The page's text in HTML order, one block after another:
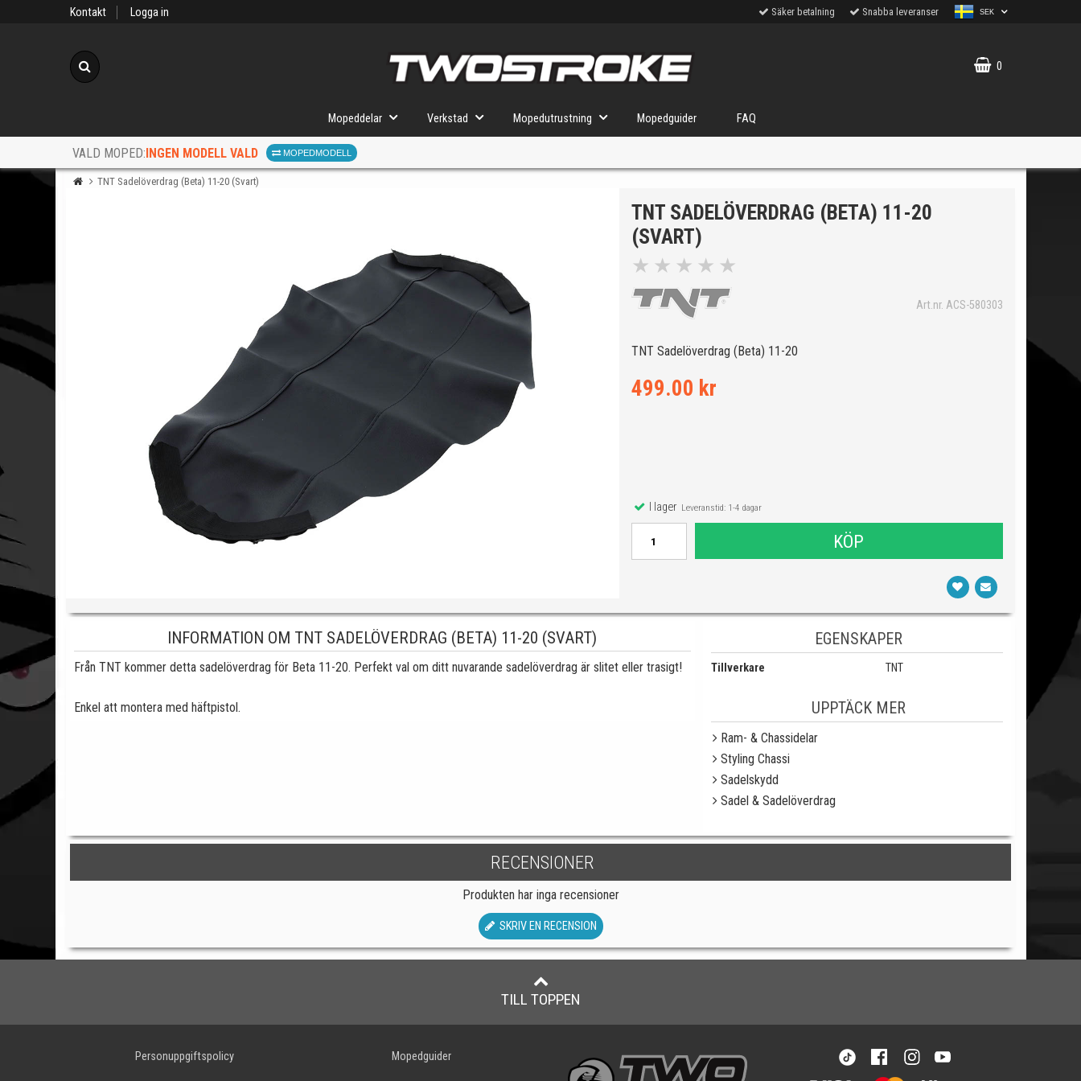
Kontakt Logga in Säker betalning Snabba leveranser SEK
0
Mopeddelar Verkstad Mopedutrustning Mopedguider FAQ
VALD MOPED:INGEN MODELL VALD MOPEDMODELL
FÖR RÄTT DELAR
När du valt kommer butiken visa delar för vald moped och universella produkter.
TNT Sadelöverdrag (Beta) 11-20 (Svart)
TNT SADELÖVERDRAG (BETA) 11-20
(SVART)
★ ★ ★ ★ ★
Art.nr. ACS-580303
TNT Sadelöverdrag (Beta) 11-20
499.00 kr
I lagerLeveranstid: 1-4 dagar
KÖP
INFORMATION OM TNT SADELÖVERDRAG (BETA) 11-20 (SVART)
Från TNT kommer detta sadelöverdrag för Beta 11-20. Perfekt val om ditt nuvarande sadelöverdrag är slitet eller trasigt!
Enkel att montera med häftpistol.
EGENSKAPER
Tillverkare TNT
UPPTÄCK MER
Ram- & Chassidelar
Styling Chassi
Sadelskydd
Sadel & Sadelöverdrag
RECENSIONER
Produkten har inga recensioner
SKRIV EN RECENSION
TILL TOPPEN
Personuppgiftspolicy Mopedguider